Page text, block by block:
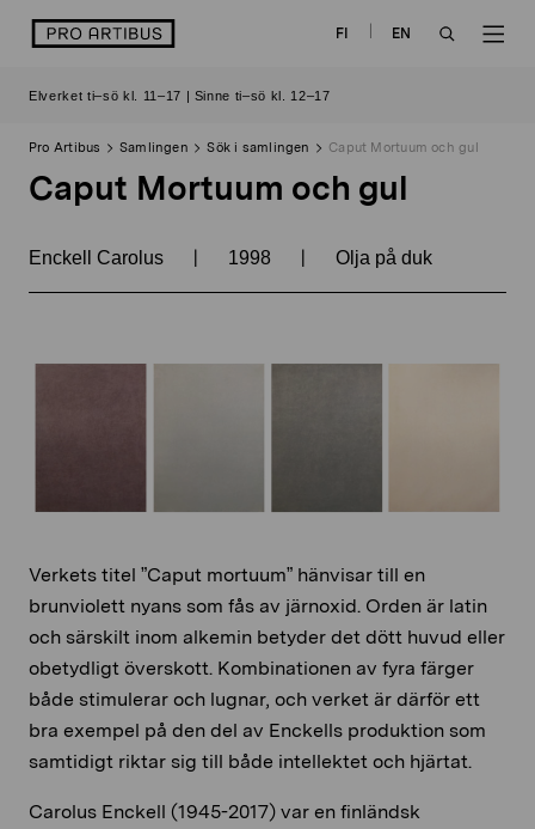
logo FI
EN
Elverket ti–sö kl. 11–17 | Sinne ti–sö kl. 12–17
Pro Artibus Samlingen Sök i samlingen Caput Mortuum och gul
Caput Mortuum och gul
Enckell Carolus | 1998 | Olja på duk
Verkets titel ”Caput mortuum” hänvisar till en
brunviolett nyans som fås av järnoxid. Orden är latin
och särskilt inom alkemin betyder det dött huvud eller
obetydligt överskott. Kombinationen av fyra färger
både stimulerar och lugnar, och verket är därför ett
bra exempel på den del av Enckells produktion som
samtidigt riktar sig till både intellektet och hjärtat.
Carolus Enckell (1945-2017) var en finländsk